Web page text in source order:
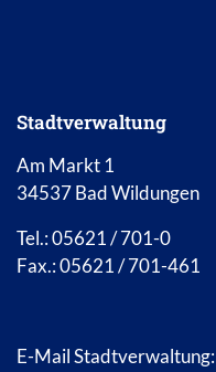
Stadtverwaltung
Am Markt 1
34537 Bad Wildungen
Tel.: 05621 / 701-0
Fax.: 05621 / 701-461
E-Mail Stadtverwaltung: